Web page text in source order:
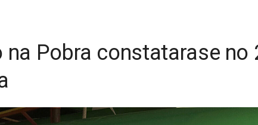
Pobra constatarase no